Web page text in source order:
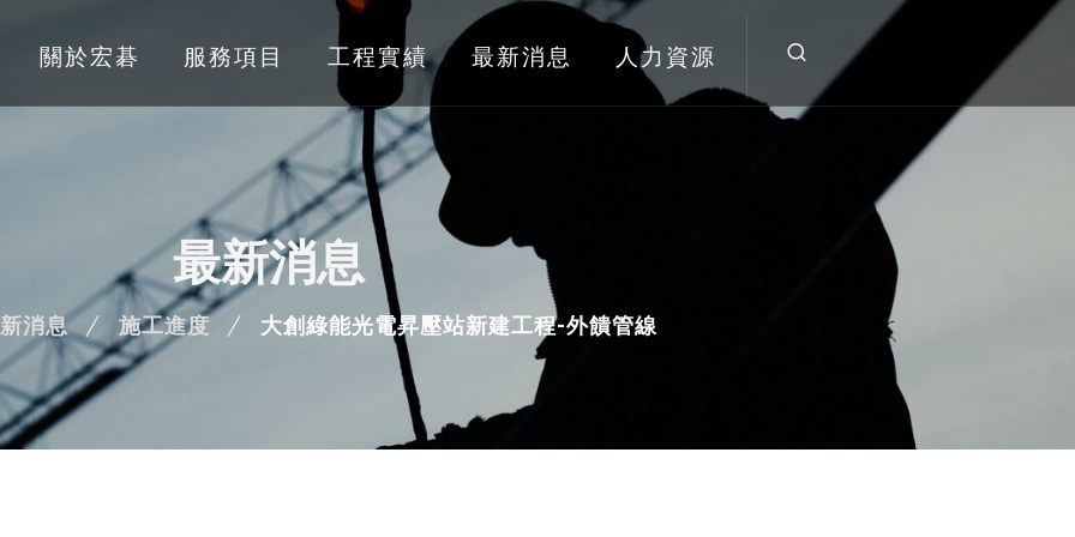
關於宏碁 服務項目 工程實績 最新消息 人力資源
最新消息
消息 施工進度 大創綠能光電昇壓站新建工程-外饋管線